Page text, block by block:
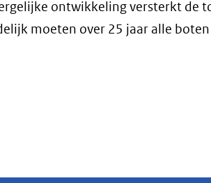
ontwikkeling versterkt de
moeten over 25 jaar alle